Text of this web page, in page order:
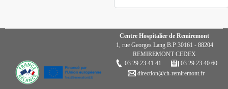
Centre Hospitalier de Remiremont
1, rue Georges Lang B.P 30161 - 88204
REMIREMONT CEDEX
03 29 23 41 41
03 29 23 40 60
direction@ch-remiremont.fr